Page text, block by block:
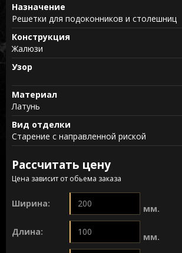
Назначение
Решетки для подоконников и столешниц
Конструкция
Жалюзи
Узор
Материал
Латунь
Вид отделки
Старение с направленной риской
Рассчитать цену
Цена зависит от обьема заказа
Ширина: мм.
Длина: мм.